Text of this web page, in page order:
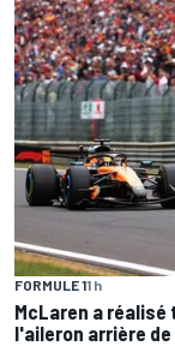
FORMULE 11 h
McLaren a
l'aileron arrière